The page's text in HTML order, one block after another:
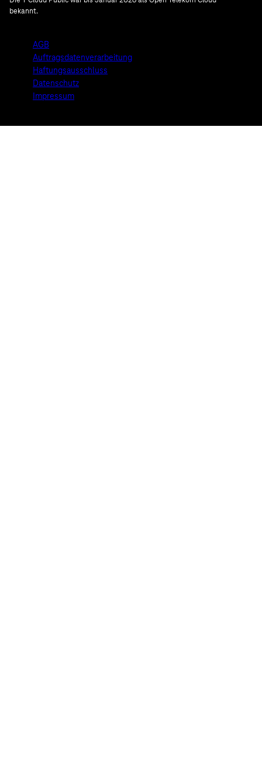
bekannt.
AGB
Auftragsdatenverarbeitung
Haftungsausschluss
Datenschutz
Impressum